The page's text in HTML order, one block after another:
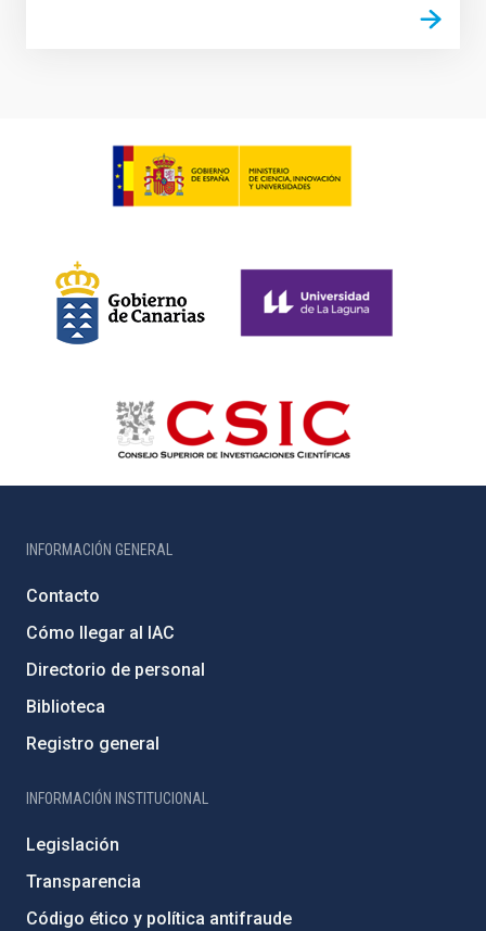
INFORMACIÓN GENERAL
Contacto
Cómo llegar al IAC
Directorio de personal
Biblioteca
Registro general
INFORMACIÓN INSTITUCIONAL
Legislación
Transparencia
Código ético y política antifraude